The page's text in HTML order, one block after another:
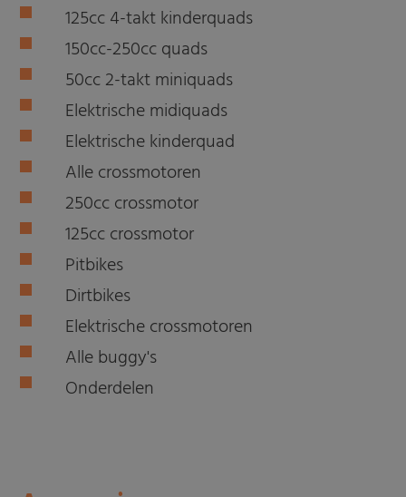
125cc 4-takt kinderquads
150cc-250cc quads
50cc 2-takt miniquads
Elektrische midiquads
Elektrische kinderquad
Alle crossmotoren
250cc crossmotor
125cc crossmotor
Pitbikes
Dirtbikes
Elektrische crossmotoren
Alle buggy's
Onderdelen